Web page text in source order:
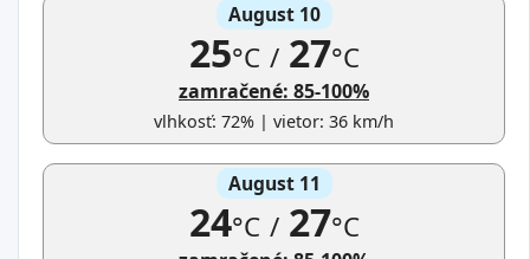
August 10
25°C /27°C
zamračené: 85-100%
vlhkosť: 72% | vietor: 36 km/h
August 11
24°C /27°C